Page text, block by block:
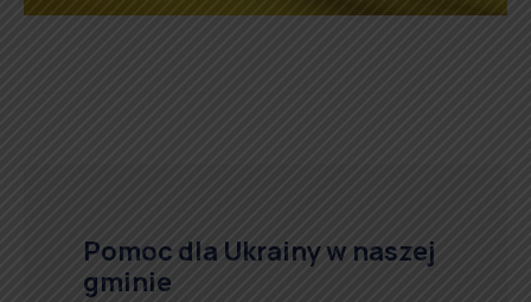
Pomoc dla Ukrainy w naszej
gminie